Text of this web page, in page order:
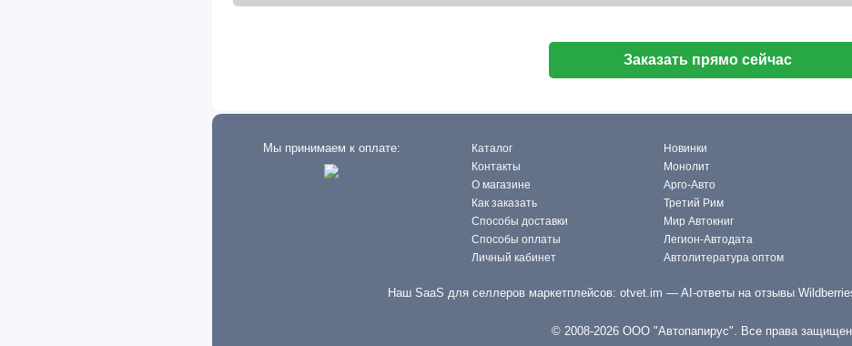
Заказать прямо сейчас
Мы принимаем к оплате:
Каталог
Контакты
О магазине
Как заказать
Способы доставки
Способы оплаты
Личный кабинет
Новинки
Монолит
Арго-Авто
Третий Рим
Мир Автокниг
Легион-Автодата
Автолитература оптом
Наш SaaS для селлеров маркетплейсов: otvet.im — AI-ответы на отзывы
© 2008-2026 ООО "Автопапирус". Все права